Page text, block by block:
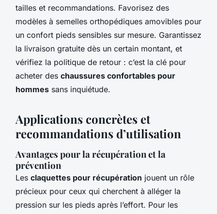
tailles et recommandations. Favorisez des
modèles à semelles orthopédiques amovibles pour
un confort pieds sensibles sur mesure. Garantissez
la livraison gratuite dès un certain montant, et
vérifiez la politique de retour : c’est la clé pour
acheter des chaussures confortables pour
hommes sans inquiétude.
Applications concrètes et
recommandations d’utilisation
Avantages pour la récupération et la
prévention
Les claquettes pour récupération jouent un rôle
précieux pour ceux qui cherchent à alléger la
pression sur les pieds après l’effort. Pour les